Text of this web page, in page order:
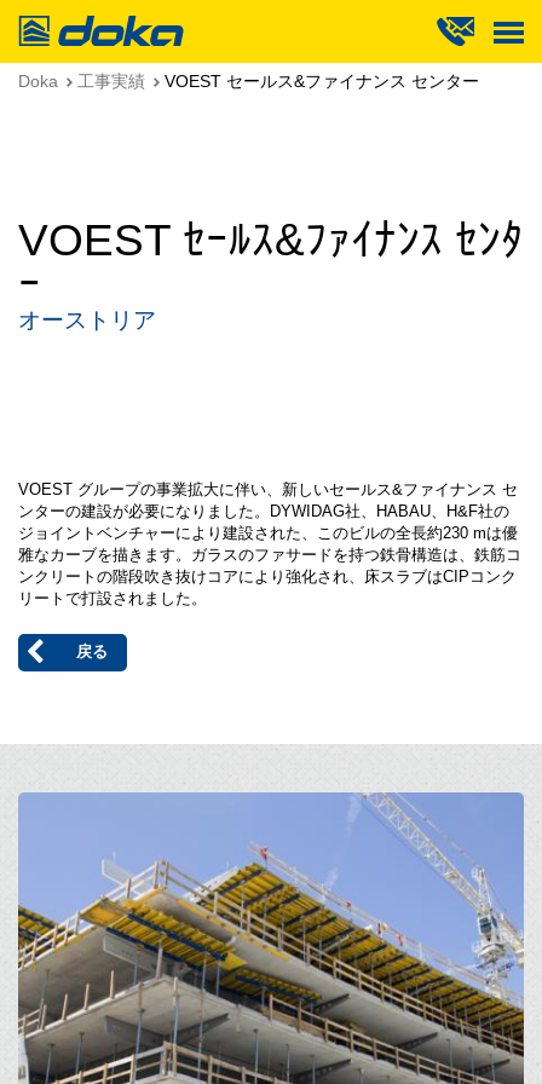
Doka
Doka 工事実績 VOEST セールス&ファイナンス センター
VOEST ｾｰﾙｽ&ﾌｧｲﾅﾝｽ ｾﾝﾀ
ｰ
オーストリア
VOEST グループの事業拡大に伴い、新しいセールス&ファイナンス セ
ンターの建設が必要になりました。DYWIDAG社、HABAU、H&F社の
ジョイントベンチャーにより建設された、このビルの全長約230 mは優
雅なカーブを描きます。ガラスのファサードを持つ鉄骨構造は、鉄筋コ
ンクリートの階段吹き抜けコアにより強化され、床スラブはCIPコンク
リートで打設されました。
戻る